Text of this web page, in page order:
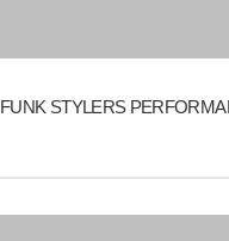
FUNK STYLERS